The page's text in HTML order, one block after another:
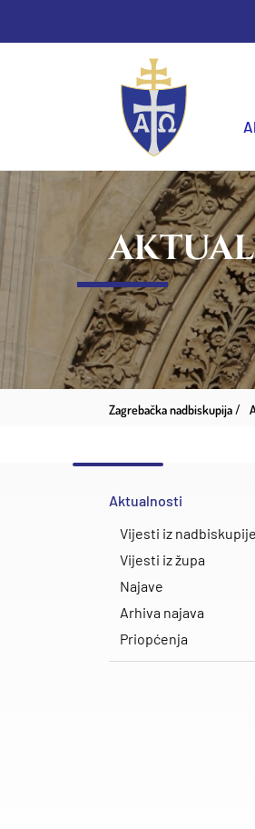
Zagrebačka nadbiskupija
Aktualnosti
Vijesti iz nadbiskupije
Vijesti iz župa
Najave
Arhiva najava
Priopćenja